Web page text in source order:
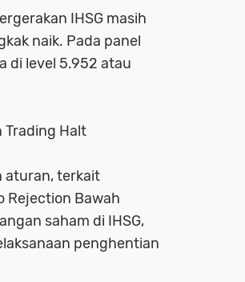
IHSG masih
naik. Pada panel
di level 5.952 atau
Trading Halt
aturan, terkait
Rejection Bawah
saham di IHSG,
penghentian